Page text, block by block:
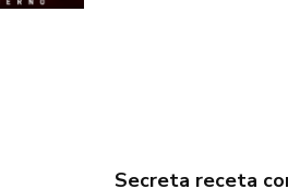
Secreta receta